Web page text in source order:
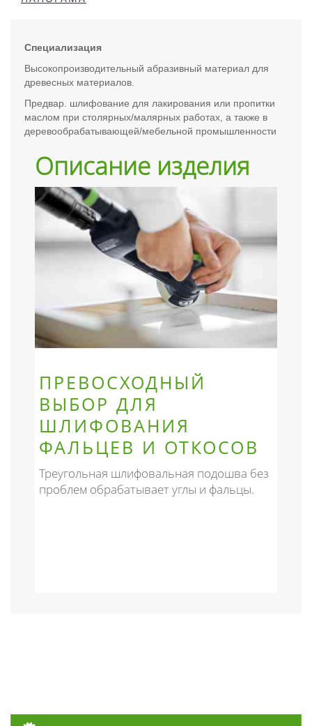
Специализация
Высокопроизводительный абразивный материал для
древесных материалов.
Предвар. шлифование для лакирования или пропитки
маслом при столярных/малярных работах, а также в
деревообрабатывающей/мебельной промышленности
Описание изделия
ПРЕВОСХОДНЫЙ
ВЫБОР ДЛЯ
ШЛИФОВАНИЯ
ФАЛЬЦЕВ И ОТКОСОВ
Треугольная шлифовальная подошва без
проблем обрабатывает углы и фальцы.